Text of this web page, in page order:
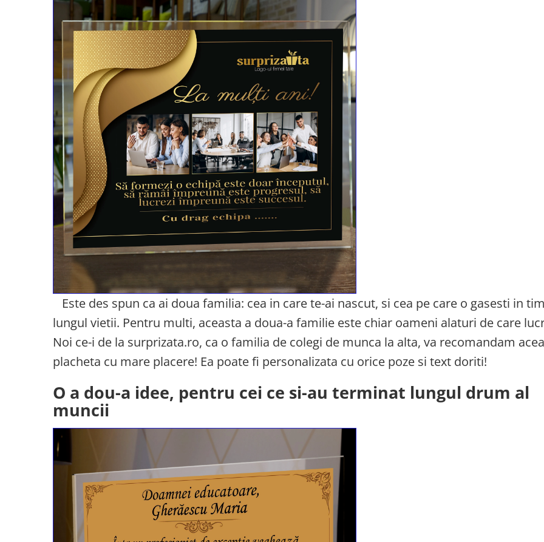
Este des spun ca ai doua familia: cea in care te-ai nascut, si cea pe care o gasesti in
lungul vietii. Pentru multi, aceasta a doua-a familie este chiar oameni alaturi de care
Noi ce-i de la surprizata.ro, ca o familia de colegi de munca la alta, va recomandam
placheta cu mare placere! Ea poate fi personalizata cu orice poze si text doriti!
O a dou-a idee, pentru cei ce si-au terminat lungul drum al
muncii